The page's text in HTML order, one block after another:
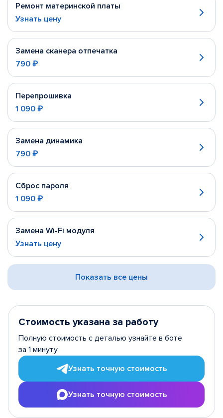
Ремонт материнской платы
Узнать цену
Замена сканера отпечатка
790 ₽
Перепрошивка
1 090 ₽
Замена динамика
790 ₽
Сброс пароля
1 090 ₽
Замена Wi-Fi модуля
Узнать цену
Показать все цены
Стоимость указана за работу
Полную стоимость с деталью узнайте в боте
за 1 минуту
Узнать точную стоимость
Узнать точную стоимость